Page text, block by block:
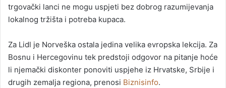
trgovački lanci ne mogu uspjeti bez dobrog razumijevanja
lokalnog tržišta i potreba kupaca.
Za Lidl je Norveška ostala jedina velika evropska lekcija. Za
Bosnu i Hercegovinu tek predstoji odgovor na pitanje hoće
li njemački diskonter ponoviti uspjehe iz Hrvatske, Srbije i
drugih zemalja regiona, prenosi Biznisinfo.